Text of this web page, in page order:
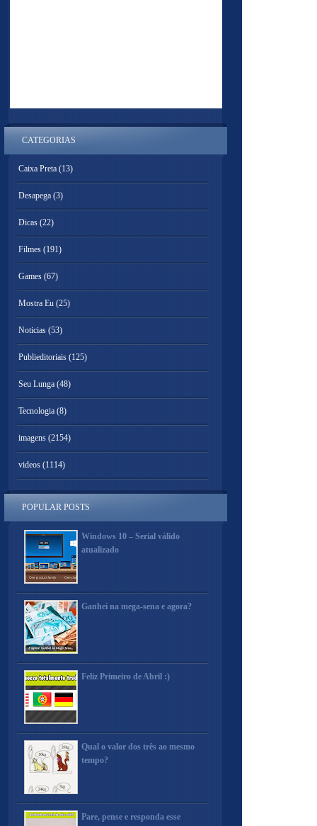
CATEGORIAS
Caixa Preta (13)
Desapega (3)
Dicas (22)
Filmes (191)
Games (67)
Mostra Eu (25)
Noticias (53)
Publieditoriais (125)
Seu Lunga (48)
Tecnologia (8)
imagens (2154)
videos (1114)
POPULAR POSTS
Windows 10 – Serial válido
atualizado
Ganhei na mega-sena e agora?
Feliz Primeiro de Abril :)
Qual o valor dos três ao mesmo
tempo?
Pare, pense e responda esse